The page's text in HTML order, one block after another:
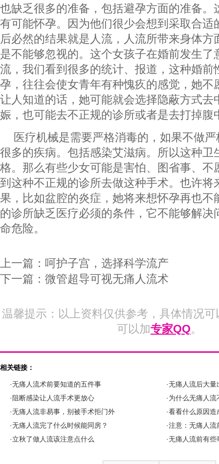
也缺乏很多的准备，包括避孕方面的准备。
有可能怀孕。因为他们很少会想到采取合适
后必然的结果就是人流，人流所带来身体方
是不能够忽视的。这个女孩子在婚前发生了
流，我们看到很多的统计、报道，这种婚前
孕，往往会使女青年有种愧疚的感觉，她不
让人知道的话，她可能就会选择隐蔽方式去
娠，也可能去不正规的诊所或者是去打掉腹
医疗机械是需要严格消毒的，如果不做
很多的疾病。包括感染艾滋病。所以这种卫
格。那么有些少女可能是害怕、图省事、不
到这种不正规的诊所去做这种手术。也许将
果，比如盆腔的炎症，她将来想怀孕再也不
的诊所缺乏医疗必须的条件，它不能够解决
命危险。
上一篇： 呵护子宫，选择科学流产
下一篇： 微管超导可视无痛人流术
温馨提示：以上资料仅供参考，具体情况可
可以加专家QQ。
相关链接：
·无痛人流术前要知道的五件事
·无痛人流后大
·阻断感染让人流手术更放心
·为什么无痛人
·无痛人流非易事，别被手术拒门外
·看看什么原因
·无痛人流完了什么时候能同房？
·注意：无痛人
·立秋了做人流该注意点什么
·无痛人流前有